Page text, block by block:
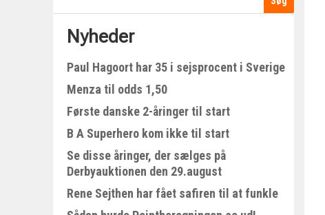
Nyheder
Paul Hagoort har 35 i sejsprocent i Sverige
Menza til odds 1,50
Første danske 2-åringer til start
B A Superhero kom ikke til start
Se disse åringer, der sælges på
Derbyauktionen den 29.august
Rene Sejthen har fået safiren til at funkle